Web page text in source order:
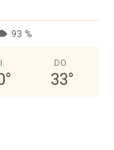
93 %
°
DO.
33°